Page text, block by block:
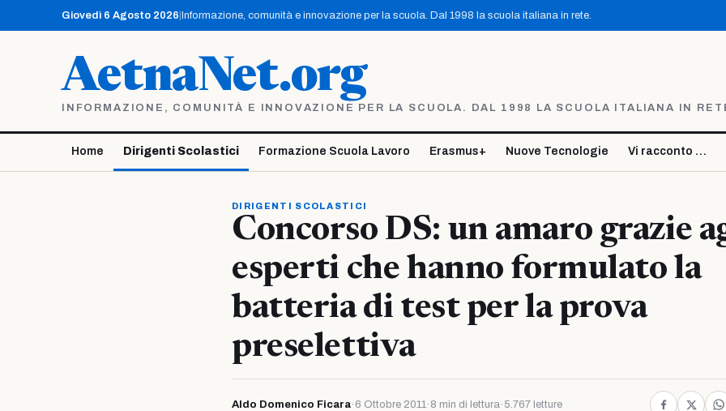
contenuto
Giovedì 6 Agosto 2026 Informazione, comunità e innovazione per la scuola. Dal 1998 la scuola italiana in rete.
AetnaNet.org
INFORMAZIONE, COMUNITÀ E INNOVAZIONE PER LA SCUOLA. DAL 1998 LA SCUOLA ITALIANA IN
Home Dirigenti Scolastici Formazione Scuola Lavoro Erasmus+ Nuove Tecnologie Vi racconto …
DIRIGENTI SCOLASTICI
Concorso DS: un amaro grazie
esperti che hanno formulato la
batteria di test per la prova
preselettiva
Aldo Domenico Ficara· 6 Ottobre 2011· 8 min di lettura· 5.767 letture